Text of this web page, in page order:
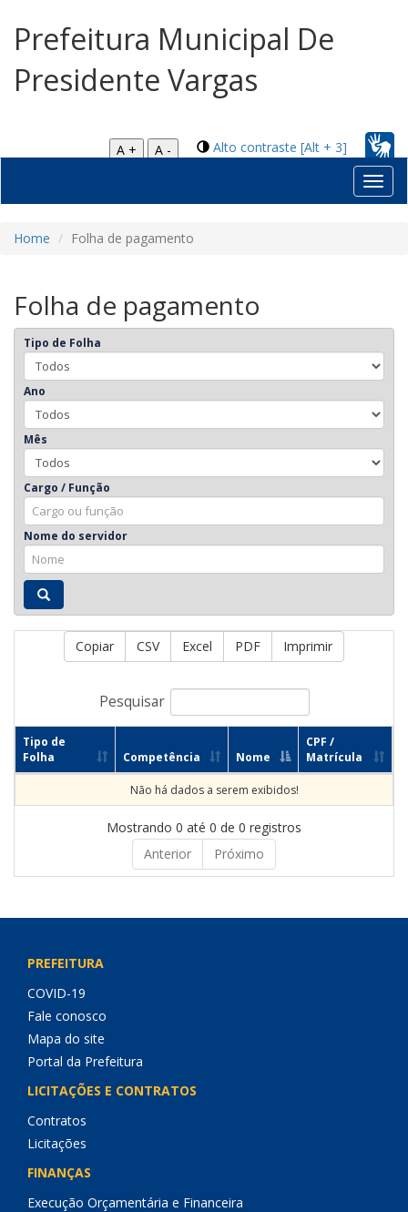
Prefeitura Municipal De
Presidente Vargas
Alto contraste [Alt + 3]
A +
A -
Home Folha de pagamento
Folha de pagamento
Tipo de Folha
Ano
Mês
Cargo / Função
Nome do servidor
Copiar CSV Excel PDF Imprimir
Pesquisar
Tipo de
Folha
Competência Nome
CPF /
Matrícula
Não há dados a serem exibidos!
Mostrando 0 até 0 de 0 registros
Anterior
Próximo
PREFEITURA
COVID-19
Fale conosco
Mapa do site
Portal da Prefeitura
LICITAÇÕES E CONTRATOS
Contratos
Licitações
FINANÇAS
Execução Orçamentária e Financeira